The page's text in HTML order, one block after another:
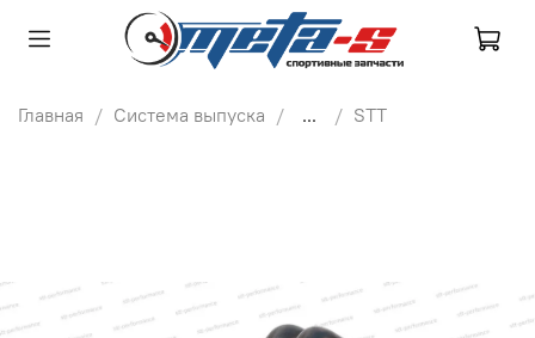
Главная Система выпуска ... STT